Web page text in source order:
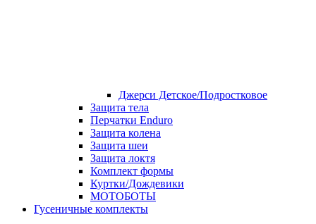
Джерси Детское/Подростковое
Защита тела
Перчатки Enduro
Защита колена
Защита шеи
Защита локтя
Комплект формы
Куртки/Дождевики
МОТОБОТЫ
Гусеничные комплекты